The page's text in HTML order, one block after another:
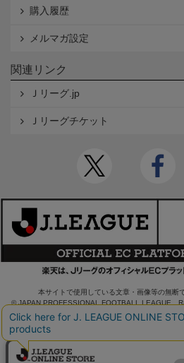
購入履歴
メルマガ設定
関連リンク
Ｊリーグ.jp
Ｊリーグチケット
本サイトで使用している文章・画像等の無断
© JAPAN PROFESSIONAL FOOTBALL LEAGUE
SERVED.